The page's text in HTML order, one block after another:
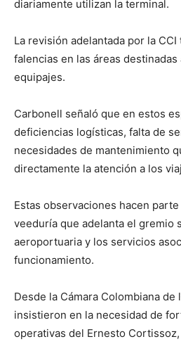
diariamente utilizan la terminal.
La revisión adelantada por la
falencias en las áreas
equipajes.
Carbonell señaló que en estos
deficiencias logísticas, falta de
necesidades de mantenimiento
directamente la atención a los
Estas observaciones hacen
veeduría que adelanta el gremio
aeroportuaria y los servicios
funcionamiento.
Desde la Cámara Colombiana
insistieron en la necesidad de
operativas del Ernesto